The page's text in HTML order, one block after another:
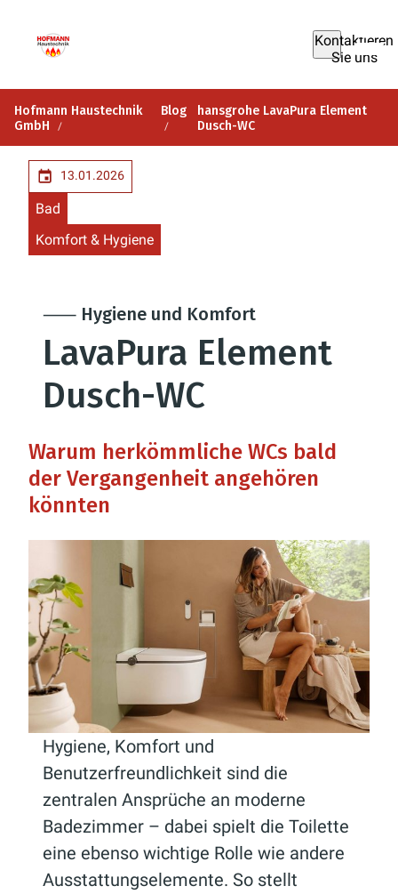
Kontaktieren
Sie uns
Hofmann Haustechnik
GmbH
Blog
hansgrohe LavaPura Element
Dusch-WC
13.01.2026
Bad
Komfort & Hygiene
⸺ Hygiene und Komfort
LavaPura Element
Dusch-WC
Warum herkömmliche WCs bald
der Vergangenheit angehören
könnten
Hygiene, Komfort und
Benutzerfreundlichkeit sind die
zentralen Ansprüche an moderne
Badezimmer – dabei spielt die Toilette
eine ebenso wichtige Rolle wie andere
Ausstattungselemente. So stellt